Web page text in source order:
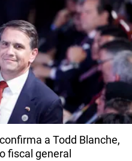
a Todd Blanche,
fiscal general